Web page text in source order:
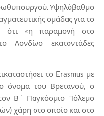
Υψηλόβαθμο
ομάδας για το
ότι «η παραμονή στο
Λονδίνο εκατοντάδες
το Erasmus με
όνομα του Βρετανού, ο
Β΄ Παγκόσμιο Πόλεμο
χάρη στο οποίο και στο